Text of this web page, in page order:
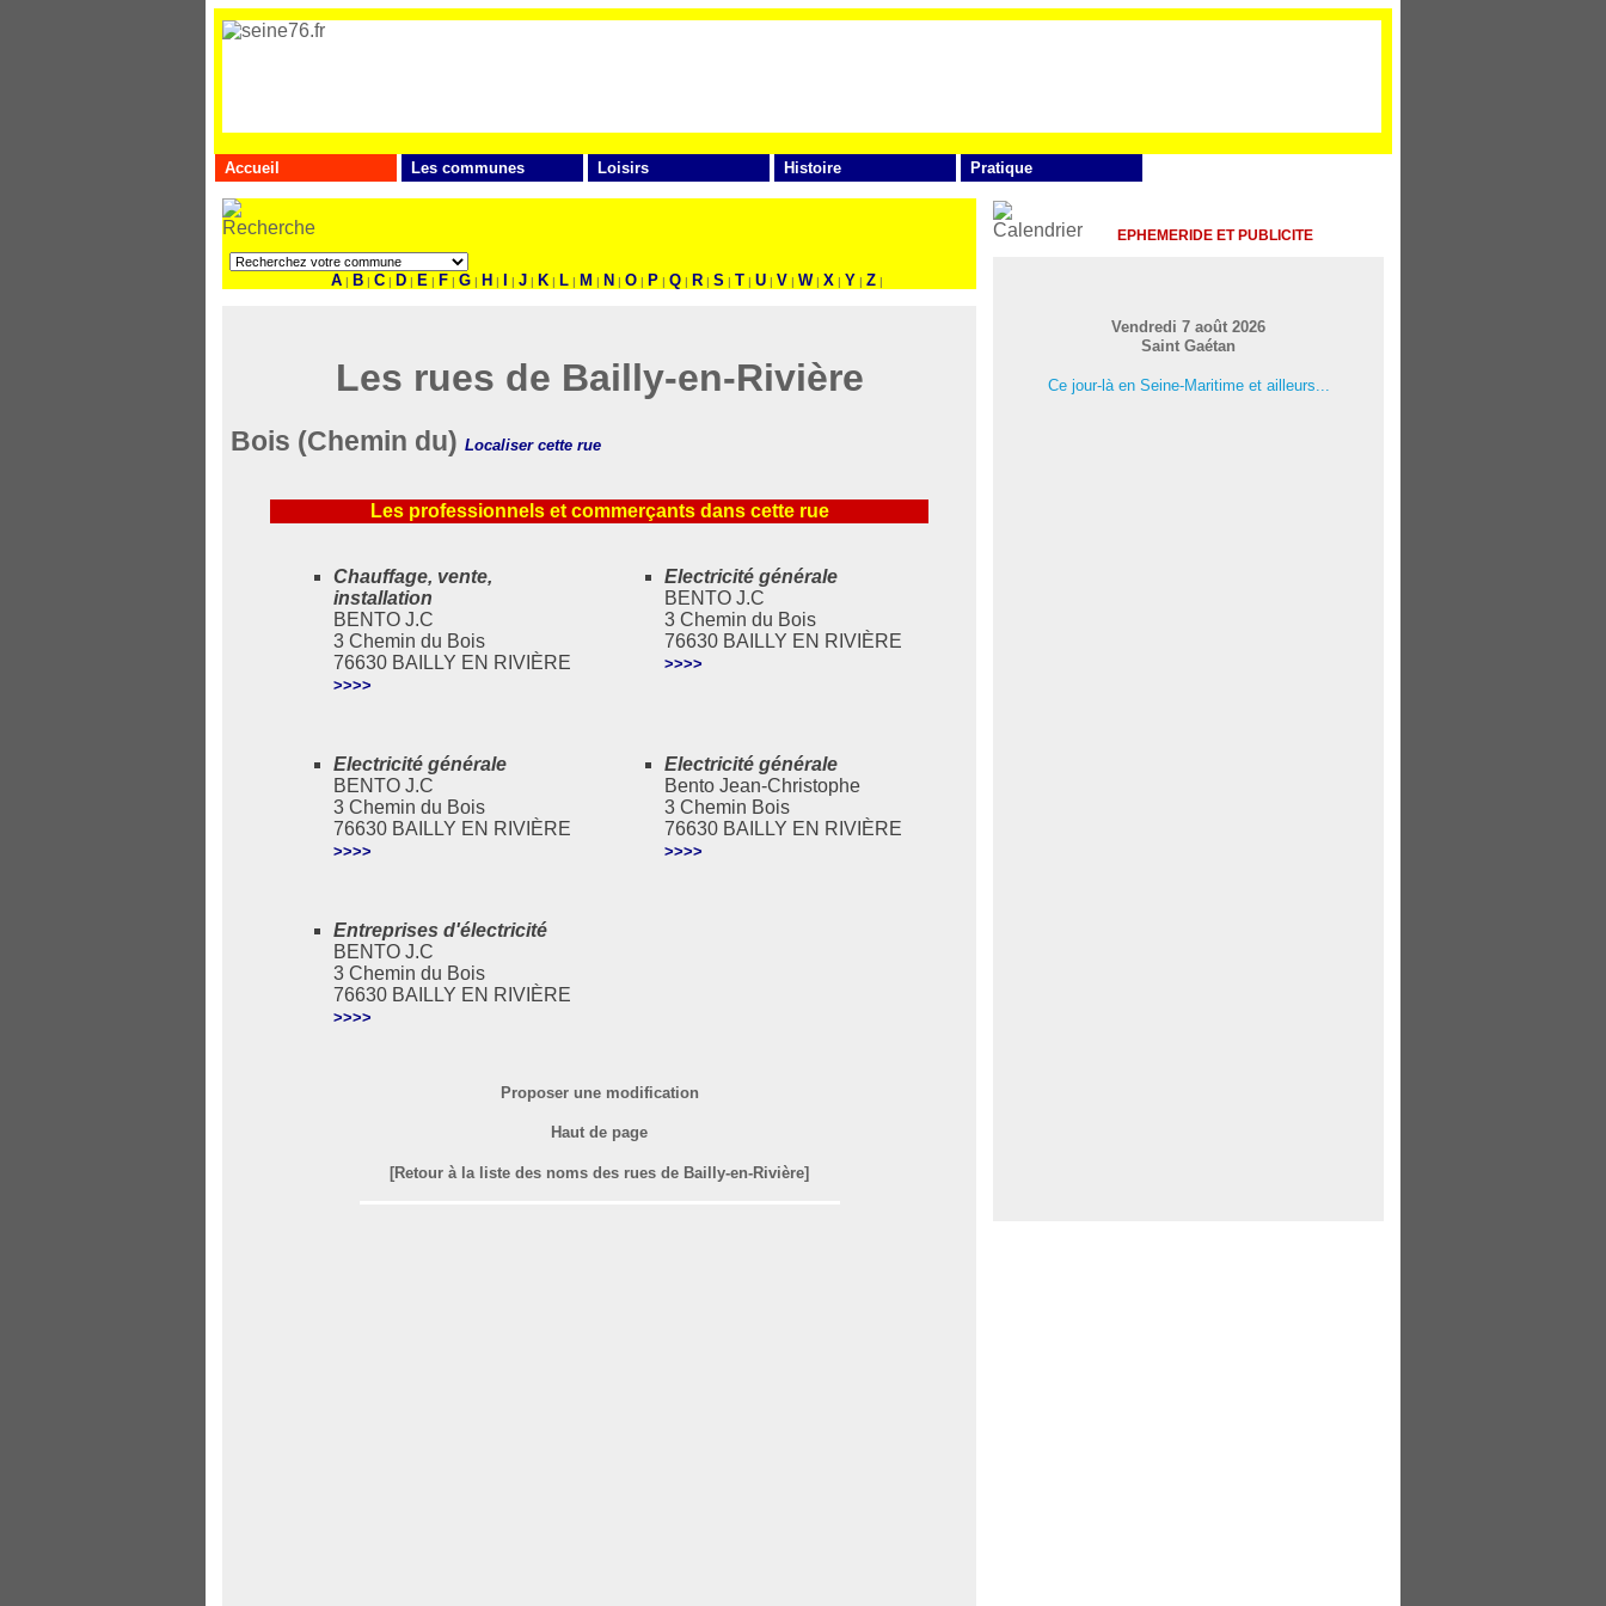
Accueil Les communes Loisirs Histoire Pratique
A | B | C | D | E | F | G | H | | J | K | L | M | N | O | P | Q | R | S | T | U | V | W | X | Y | Z |
Les rues de Bailly-en-Rivière
Bois (Chemin du) Localiser cette rue
Les professionnels et commerçants dans cette rue
Chauffage, vente,
installation
BENTO J.C
3 Chemin du Bois
76630 BAILLY EN RIVIÈRE
>>>>
Electricité générale
BENTO J.C
3 Chemin du Bois
76630 BAILLY EN RIVIÈRE
>>>>
Electricité générale
BENTO J.C
3 Chemin du Bois
76630 BAILLY EN RIVIÈRE
>>>>
Electricité générale
Bento Jean-Christophe
3 Chemin Bois
76630 BAILLY EN RIVIÈRE
>>>>
Entreprises d'électricité
BENTO J.C
3 Chemin du Bois
76630 BAILLY EN RIVIÈRE
>>>>
Proposer une modification
Haut de page
[Retour à la liste des noms des rues de Bailly-en-Rivière]
EPHEMERIDE ET PUBLICITE
Vendredi 7 août 2026
Saint Gaétan
Ce jour-là en Seine-Maritime et ailleurs...